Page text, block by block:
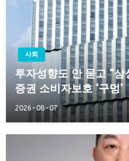
사회
투자성향도 안 묻고 “
증권 소비자보호 ‘구멍’
2026-08-07